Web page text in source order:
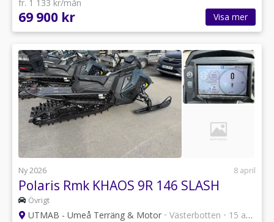
fr. 1 133 kr/mån
69 900 kr Visa mer
Ny 2026 8 april
Polaris Rmk KHAOS 9R 146 SLASH
Övrigt
UTMAB - Umeå Terräng & Motor • Västerbotten • 15 annonser